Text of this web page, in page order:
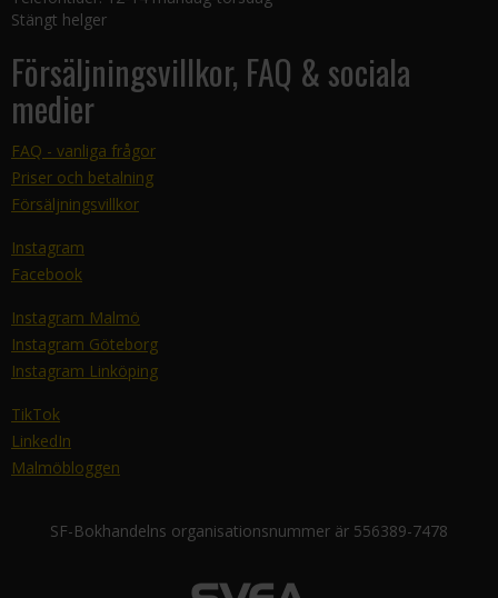
Stängt helger
Försäljningsvillkor, FAQ & sociala
medier
FAQ - vanliga frågor
Priser och betalning
Försäljningsvillkor
Instagram
Facebook
Instagram Malmö
Instagram Göteborg
Instagram Linköping
TikTok
LinkedIn
Malmöbloggen
SF-Bokhandelns organisationsnummer är 556389-7478